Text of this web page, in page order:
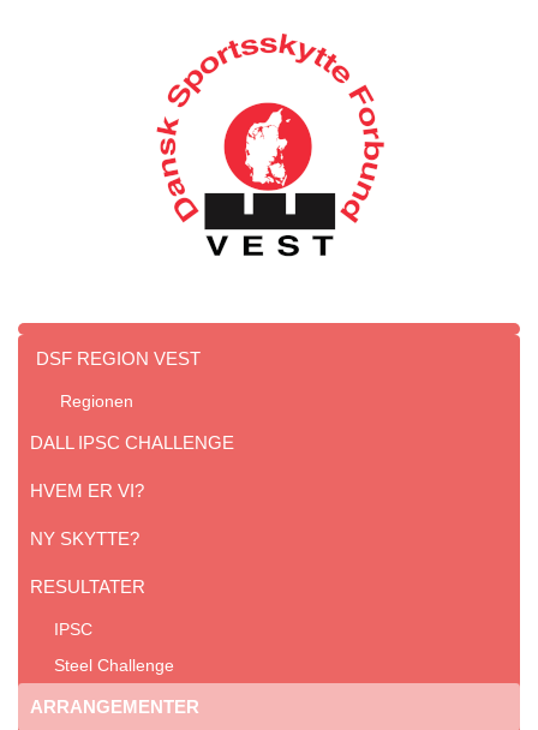
DSF REGION VEST
Regionen
DALL IPSC CHALLENGE
HVEM ER VI?
NY SKYTTE?
RESULTATER
IPSC
Steel Challenge
ARRANGEMENTER